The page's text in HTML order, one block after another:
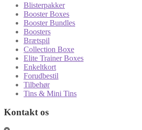
Blisterpakker
Booster Boxes
Booster Bundles
Boosters
Brætspil
Collection Boxe
Elite Trainer Boxes
Enkeltkort
Forudbestil
Tilbehør
Tins & Mini Tins
Kontakt os